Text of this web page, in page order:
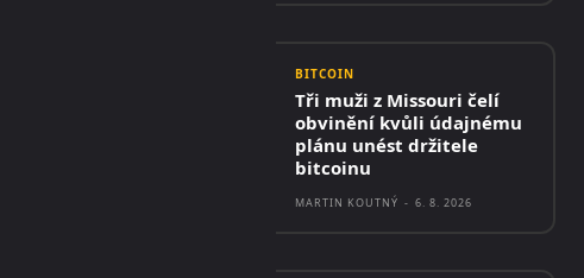
BITCOIN
Tři muži z Missouri čelí
obvinění kvůli údajnému
plánu unést držitele
bitcoinu
MARTIN KOUTNÝ - 6. 8. 2026